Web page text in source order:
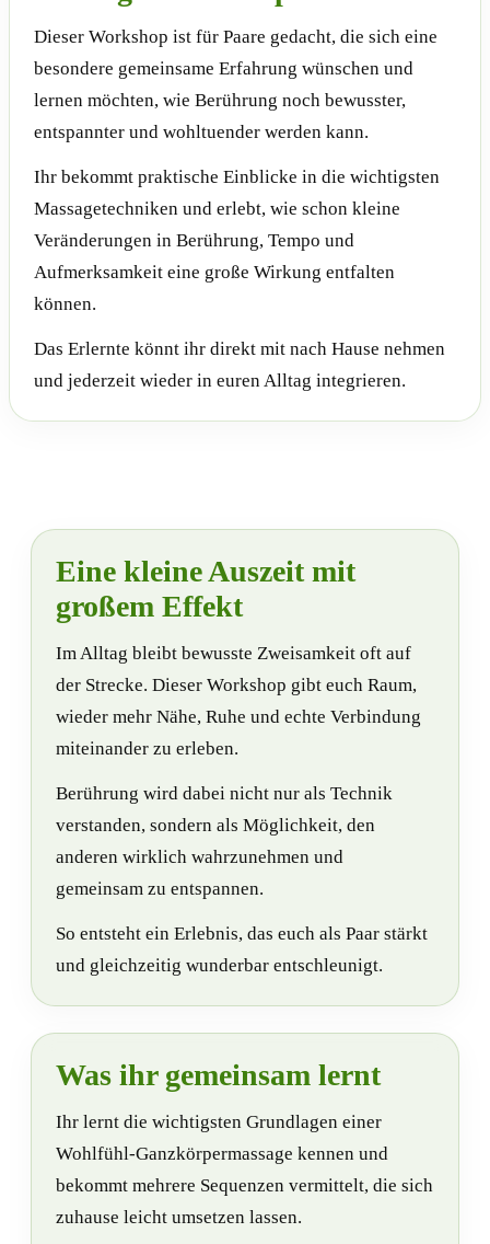
Dieser Workshop ist für Paare gedacht, die sich eine
besondere gemeinsame Erfahrung wünschen und
lernen möchten, wie Berührung noch bewusster,
entspannter und wohltuender werden kann.
Ihr bekommt praktische Einblicke in die wichtigsten
Massagetechniken und erlebt, wie schon kleine
Veränderungen in Berührung, Tempo und
Aufmerksamkeit eine große Wirkung entfalten
können.
Das Erlernte könnt ihr direkt mit nach Hause nehmen
und jederzeit wieder in euren Alltag integrieren.
Eine kleine Auszeit mit
großem Effekt
Im Alltag bleibt bewusste Zweisamkeit oft auf
der Strecke. Dieser Workshop gibt euch Raum,
wieder mehr Nähe, Ruhe und echte Verbindung
miteinander zu erleben.
Berührung wird dabei nicht nur als Technik
verstanden, sondern als Möglichkeit, den
anderen wirklich wahrzunehmen und
gemeinsam zu entspannen.
So entsteht ein Erlebnis, das euch als Paar stärkt
und gleichzeitig wunderbar entschleunigt.
Was ihr gemeinsam lernt
Ihr lernt die wichtigsten Grundlagen einer
Wohlfühl-Ganzkörpermassage kennen und
bekommt mehrere Sequenzen vermittelt, die sich
zuhause leicht umsetzen lassen.